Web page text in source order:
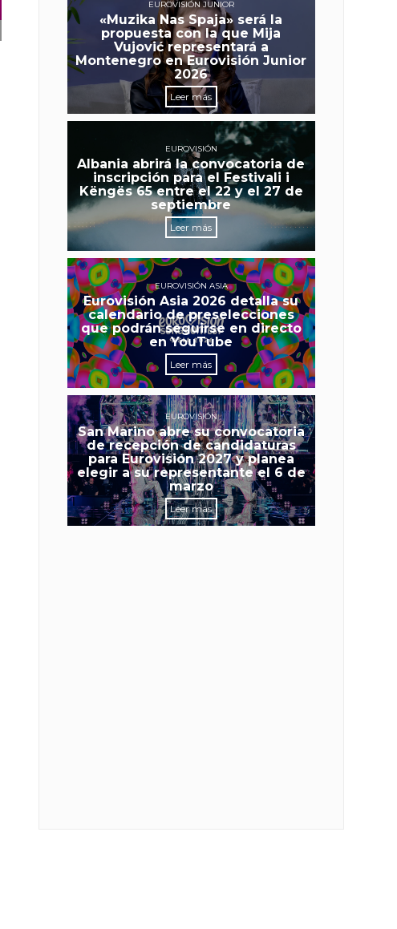
EUROVISIÓN JUNIOR
«Muzika Nas Spaja» será la
propuesta con la que Mija
Vujović representará a
Montenegro en Eurovisión Junior
2026
Leer más
EUROVISIÓN
Albania abrirá la convocatoria de
inscripción para el Festivali i
Këngës 65 entre el 22 y el 27 de
septiembre
Leer más
EUROVISIÓN ASIA
Eurovisión Asia 2026 detalla su
calendario de preselecciones
que podrán seguirse en directo
en YouTube
Leer más
EUROVISIÓN
San Marino abre su convocatoria
de recepción de candidaturas
para Eurovisión 2027 y planea
elegir a su representante el 6 de
marzo
Leer más